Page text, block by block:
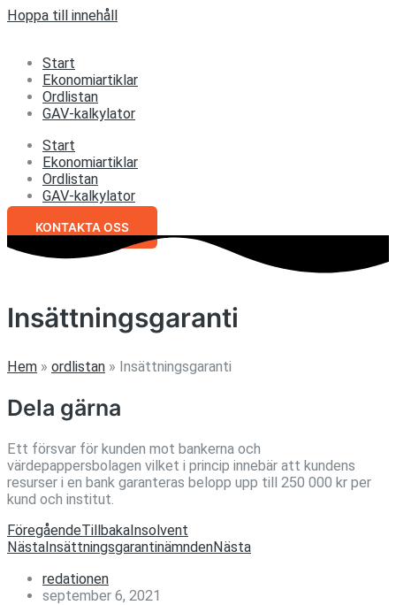
Hoppa till innehåll
Start
Ekonomiartiklar
Ordlistan
GAV-kalkylator
Start
Ekonomiartiklar
Ordlistan
GAV-kalkylator
KONTAKTA OSS
Insättningsgaranti
Hem » ordlistan » Insättningsgaranti
Dela gärna
Ett försvar för kunden mot bankerna och
värdepappersbolagen vilket i princip innebär att kundens
resurser i en bank garanteras belopp upp till 250 000 kr per
kund och institut.
FöregåendeTillbakaInsolvent
NästaInsättningsgarantinämndenNästa
redationen
september 6, 2021